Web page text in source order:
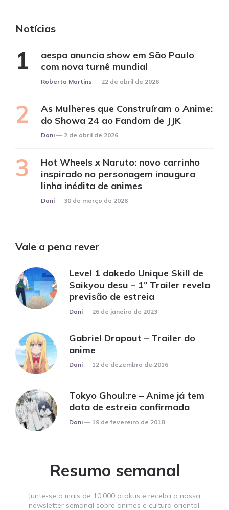
Notícias
aespa anuncia show em São Paulo
com nova turnê mundial
Posted
Roberta Martins 22 de abril de 2026
As Mulheres que Construíram o Anime:
do Showa 24 ao Fandom de JJK
Posted
Dani 2 de abril de 2026
Hot Wheels x Naruto: novo carrinho
inspirado no personagem inaugura
linha inédita de animes
Posted
Dani 30 de março de 2026
Vale a pena rever
Level 1 dakedo Unique Skill de
Saikyou desu – 1º Trailer revela
previsão de estreia
Posted
Dani 26 de janeiro de 2023
Gabriel Dropout – Trailer do
anime
Posted
Dani 12 de dezembro de 2016
Tokyo Ghoul:re – Anime já tem
data de estreia confirmada
Posted
Dani 19 de fevereiro de 2018
Resumo semanal
Junte-se a mais de 10.000 otakus e receba a nossa
newsletter semanal sobre animes e cultura oriental.